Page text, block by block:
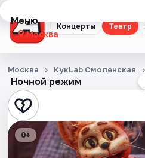
Концерты Театр
Меню
Москва
Концерты
Театр
Стендап
Выставки
Ночной режим
Москва КукLab Смоленская
0+